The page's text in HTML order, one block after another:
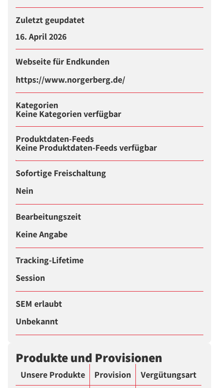
Zuletzt geupdatet
16. April 2026
Webseite für Endkunden
https://www.norgerberg.de/
Kategorien
Keine Kategorien verfügbar
Produktdaten-Feeds
Keine Produktdaten-Feeds verfügbar
Sofortige Freischaltung
Nein
Bearbeitungszeit
Keine Angabe
Tracking-Lifetime
Session
SEM erlaubt
Unbekannt
Produkte und Provisionen
Unsere Produkte Provision
Vergütungsart